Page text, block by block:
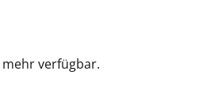
verfügbar.